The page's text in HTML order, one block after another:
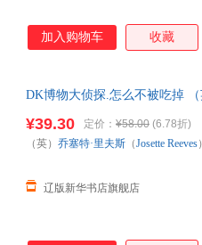
加入购物车 收藏
DK博物大侦探.怎么不被吃掉 （
¥39.30 定价： ¥58.00 (6.78折)
辽版新华书店旗舰店
（英） 乔塞特·里夫斯 （Josette Reeves